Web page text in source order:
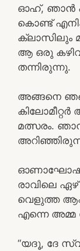
ഓഹ്, ഞാൻ
കൊണ്ട്
ക്ലാസിലും
ആ ഒരു
തന്നിരുന്നു.
അങ്ങനെ
മത്സരം.
ഓണാഘോഷ
രാവിലെ ഏഴ്
വെളുത്ത
എന്നെ അമ്മ
“യദൂ, ദേ